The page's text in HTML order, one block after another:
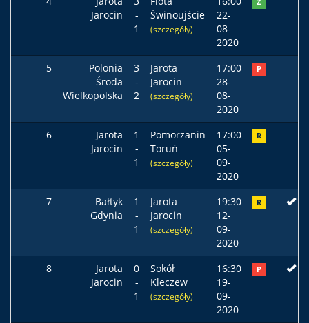
Jarocin
-
1
Świnoujście
(szczegóły)
22-
08-
2020
Z
5
Polonia
Środa
Wielkopolska
3
-
2
Jarota
Jarocin
(szczegóły)
17:00
28-
08-
2020
P
6
Jarota
Jarocin
1
-
1
Pomorzanin
Toruń
(szczegóły)
17:00
05-
09-
2020
R
7
Bałtyk
Gdynia
1
-
1
Jarota
Jarocin
(szczegóły)
19:30
12-
09-
2020
R
8
Jarota
Jarocin
0
-
1
Sokół
Kleczew
(szczegóły)
16:30
19-
09-
2020
P